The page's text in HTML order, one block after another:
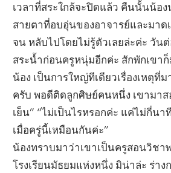
เวลาที่สระใกล้จะปิดแล้ว คืนนั้นน้อ
สายตาที่อบอุ่นของอาจารย์และมาด
จน หลับไปโดยไม่รู้ตัวเลยล่ะค่ะ วัน
สระน้ำก่อนครูหนุ่มอีกค่ะ สักพักเขา
น้อง เป็นการใหญ่ทีเดียวเรื่องเหตุที่
ครับ พอดีติดลูกศิษย์คนหนึ่ง เขามา
เย็น” “ไม่เป็นไรหรอกค่ะ แค่ไม่กี่นา
เมื่อครู่นี้เหมือนกันค่ะ”
น้องทราบมาว่าเขาเป็นครูสอนวิชา
โรงเรียนมัธยมแห่งหนึ่ง มิน่าล่ะ ร่าง